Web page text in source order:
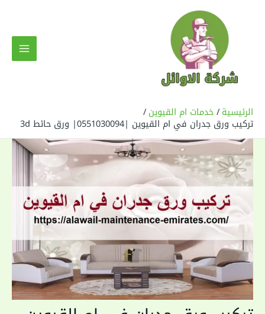
الرئيسية خدمات ام القيوين
تركيب ورق جدران في ام القيوين |0551030094| ورق حائط 3d